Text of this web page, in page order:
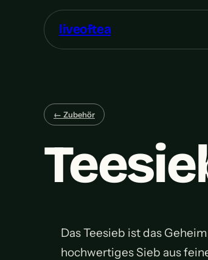
liveoftea
← Zubehör
Das Teesieb ist das
hochwertiges Sieb aus